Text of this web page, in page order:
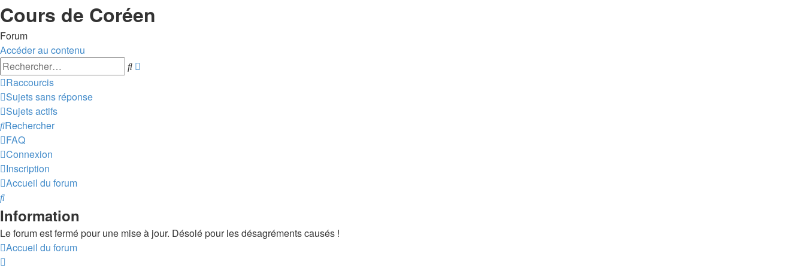
Cours de Coréen
Forum
Accéder au contenu
Rechercher
Raccourcis
Sujets sans réponse
Sujets actifs
Rechercher
FAQ
Connexion
Inscription
Accueil du forum
Rechercher
Information
Le forum est fermé pour une mise à jour. Désolé pour les désagréments causés !
Accueil du forum